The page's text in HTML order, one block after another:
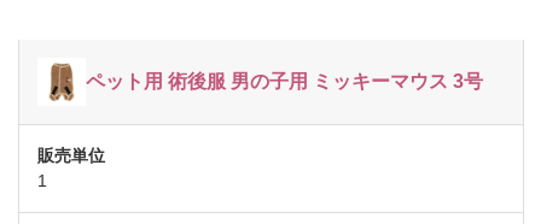
ペット用 術後服 男の子用 ミッキーマウス 3号
1